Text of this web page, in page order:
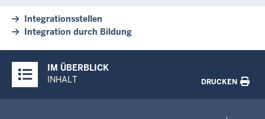
Integrationsstellen
Integration durch Bildung
Inhalte
IM ÜBERBLICK
INHALT
DRUCKEN